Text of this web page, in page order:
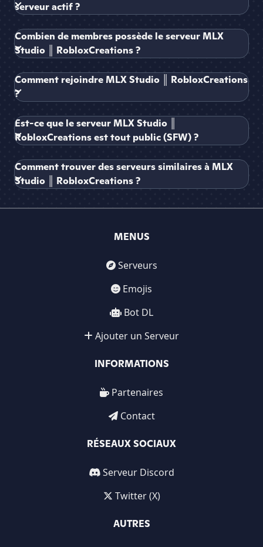
serveur actif ?
Combien de membres possède le serveur MLX
Studio ║ RobloxCreations ?
Comment rejoindre MLX Studio ║ RobloxCreations
?
Est-ce que le serveur MLX Studio ║
RobloxCreations est tout public (SFW) ?
Comment trouver des serveurs similaires à MLX
Studio ║ RobloxCreations ?
MENUS
Serveurs
Emojis
Bot DL
Ajouter un Serveur
INFORMATIONS
Partenaires
Contact
RÉSEAUX SOCIAUX
Serveur Discord
Twitter (X)
AUTRES